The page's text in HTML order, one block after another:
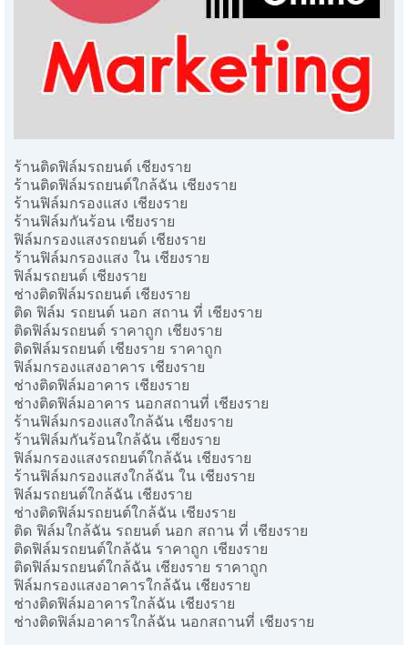
ร้านติดฟิล์มรถยนต์ เชียงราย
ร้านติดฟิล์มรถยนต์ใกล้ฉัน เชียงราย
ร้านฟิล์มกรองแสง เชียงราย
ร้านฟิล์มกันร้อน เชียงราย
ฟิล์มกรองแสงรถยนต์ เชียงราย
ร้านฟิล์มกรองแสง ใน เชียงราย
ฟิล์มรถยนต์ เชียงราย
ช่างติดฟิล์มรถยนต์ เชียงราย
ติด ฟิล์ม รถยนต์ นอก สถาน ที่ เชียงราย
ติดฟิล์มรถยนต์ ราคาถูก เชียงราย
ติดฟิล์มรถยนต์ เชียงราย ราคาถูก
ฟิล์มกรองแสงอาคาร เชียงราย
ช่างติดฟิล์มอาคาร เชียงราย
ช่างติดฟิล์มอาคาร นอกสถานที่ เชียงราย
ร้านฟิล์มกรองแสงใกล้ฉัน เชียงราย
ร้านฟิล์มกันร้อนใกล้ฉัน เชียงราย
ฟิล์มกรองแสงรถยนต์ใกล้ฉัน เชียงราย
ร้านฟิล์มกรองแสงใกล้ฉัน ใน เชียงราย
ฟิล์มรถยนต์ใกล้ฉัน เชียงราย
ช่างติดฟิล์มรถยนต์ใกล้ฉัน เชียงราย
ติด ฟิล์มใกล้ฉัน รถยนต์ นอก สถาน ที่ เชียงราย
ติดฟิล์มรถยนต์ใกล้ฉัน ราคาถูก เชียงราย
ติดฟิล์มรถยนต์ใกล้ฉัน เชียงราย ราคาถูก
ฟิล์มกรองแสงอาคารใกล้ฉัน เชียงราย
ช่างติดฟิล์มอาคารใกล้ฉัน เชียงราย
ช่างติดฟิล์มอาคารใกล้ฉัน นอกสถานที่ เชียงราย